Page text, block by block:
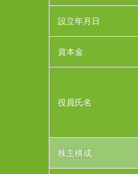
設立年月日
資本金
役員氏名
株主構成